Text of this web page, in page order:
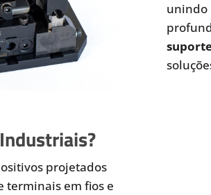
projetados
terminais em fios e